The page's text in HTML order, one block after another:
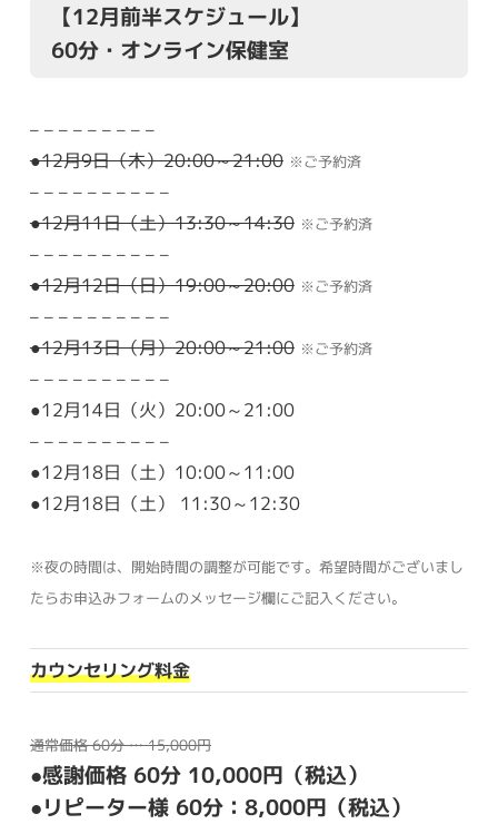
【12月前半スケジュール】
60分・オンライン保健室
– – – – – – – – –
●12月9日（木）20:00～21:00 ※ご予約済
– – – – – – – – – –
●12月11日（土）13:30～14:30 ※ご予約済
– – – – – – – – – –
●12月12日（日）19:00～20:00 ※ご予約済
– – – – – – – – – –
●12月13日（月）20:00～21:00 ※ご予約済
– – – – – – – – – –
●12月14日（火）20:00～21:00
– – – – – – – – – –
●12月18日（土）10:00～11:00
●12月18日（土） 11:30～12:30
※夜の時間は、開始時間の調整が可能です。希望時間がございまし
たらお申込みフォームのメッセージ欄にご記入ください。
カウンセリング料金
通常価格 60分 … 15,000円
●感謝価格 60分 10,000円（税込）
●リピーター様 60分：8,000円（税込）